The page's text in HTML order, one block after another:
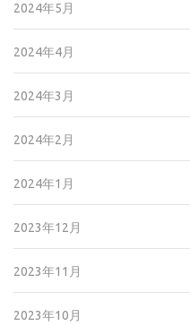
2024年5月
2024年4月
2024年3月
2024年2月
2024年1月
2023年12月
2023年11月
2023年10月